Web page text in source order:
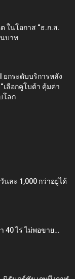
ในโอกาส “ธ.ก.ส.
บาท
ยกระดับบริการหลัง
เลือกคูโบต้า คุ้มค่า
โลก
นละ 1,000 กว่าอยู่ได้
40 ไร่ ไม่พอขาย…